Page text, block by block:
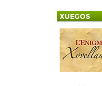
XUEGOS